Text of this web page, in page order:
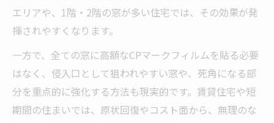
エリアや、1階・2階の窓が多い住宅では、その効果が発
揮されやすくなります。
一方で、全ての窓に高額なCPマークフィルムを貼る必要
はなく、侵入口として狙われやすい窓や、死角になる部
分を重点的に強化する方法も現実的です。賃貸住宅や短
期間の住まいでは、原状回復やコスト面から、無理のな